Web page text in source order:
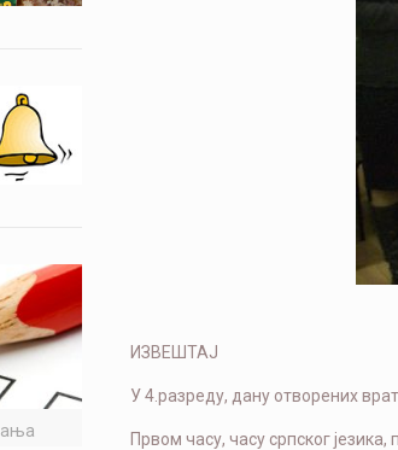
ИЗВЕШТАЈ
У 4.разреду, дану отворених
Првом часу, часу српског